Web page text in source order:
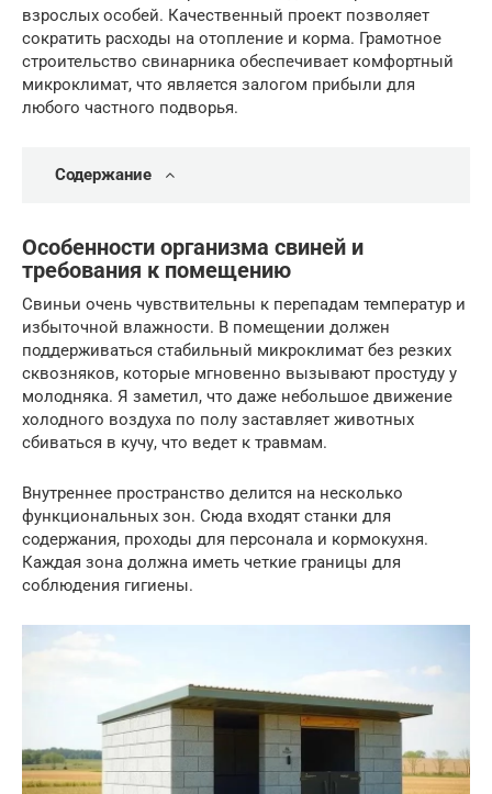
взрослых особей. Качественный проект позволяет
сократить расходы на отопление и корма. Грамотное
строительство свинарника обеспечивает комфортный
микроклимат, что является залогом прибыли для
любого частного подворья.
Содержание
Особенности организма свиней и
требования к помещению
Свиньи очень чувствительны к перепадам температур и
избыточной влажности. В помещении должен
поддерживаться стабильный микроклимат без резких
сквозняков, которые мгновенно вызывают простуду у
молодняка. Я заметил, что даже небольшое движение
холодного воздуха по полу заставляет животных
сбиваться в кучу, что ведет к травмам.
Внутреннее пространство делится на несколько
функциональных зон. Сюда входят станки для
содержания, проходы для персонала и кормокухня.
Каждая зона должна иметь четкие границы для
соблюдения гигиены.